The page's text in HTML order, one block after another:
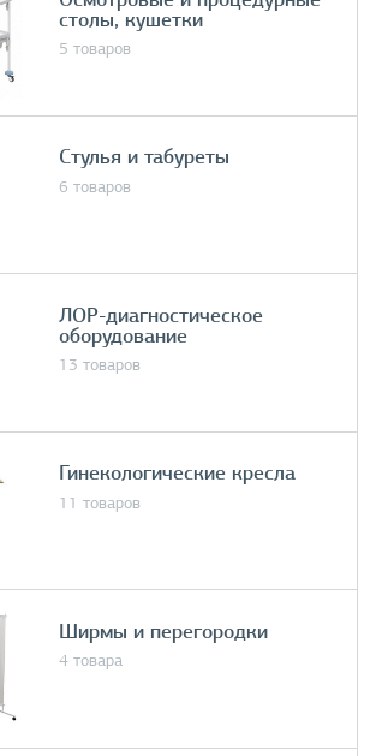
столы, кушетки
5 товаров
Стулья и табуреты
6 товаров
ЛОР-диагностическое
оборудование
13 товаров
Гинекологические кресла
11 товаров
Ширмы и перегородки
4 товара